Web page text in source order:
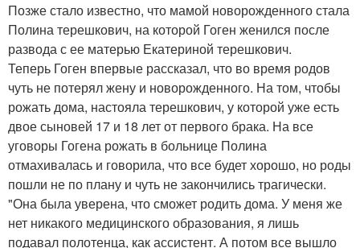
Позже стало известно, что мамой новорожденного стала
Полина терешкович, на которой Гоген женился после
развода с ее матерью Екатериной терешкович.
Теперь Гоген впервые рассказал, что во время родов
чуть не потерял жену и новорожденного. На том, чтобы
рожать дома, настояла терешкович, у которой уже есть
двое сыновей 17 и 18 лет от первого брака. На все
уговоры Гогена рожать в больнице Полина
отмахивалась и говорила, что все будет хорошо, но роды
пошли не по плану и чуть не закончились трагически.
"Она была уверена, что сможет родить дома. У меня же
нет никакого медицинского образования, я лишь
подавал полотенца, как ассистент. А потом все вышло